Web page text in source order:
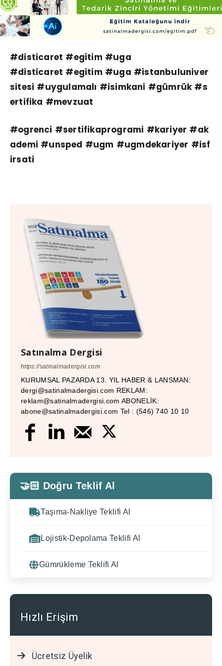
#disticaret #egitim #uga
#disticaret #egitim #uga #istanbuluniver
sitesi #uygulamalı #isimkani #gümrük #s
ertifika #mevzuat
#ogrenci #sertifikaprogrami #kariyer #ak
ademi #unsped #ugm #ugmdekariyer #isf
irsati
Satınalma Dergisi
https://satinalmadergisi.com
KURUMSAL PAZARDA 13. YIL HABER & LANSMAN:
dergi@satinalmadergisi.com REKLAM:
reklam@satinalmadergisi.com ABONELİK:
abone@satinalmadergisi.com Tel : (546) 740 10 10
🤝🏻 Doğru Teklif Al
Taşıma-Nakliye Teklifi Al
Lojistik-Depolama Teklifi Al
Gümrükleme Teklifi Al
Hızlı Erişim
Ücretsiz Üyelik